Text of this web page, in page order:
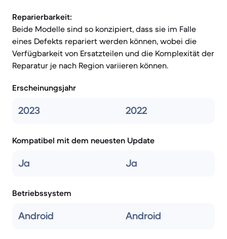
Reparierbarkeit:
Beide Modelle sind so konzipiert, dass sie im Falle
eines Defekts repariert werden können, wobei die
Verfügbarkeit von Ersatzteilen und die Komplexität der
Reparatur je nach Region variieren können.
Erscheinungsjahr
2023 2022
Kompatibel mit dem neuesten Update
Ja Ja
Betriebssystem
Android Android